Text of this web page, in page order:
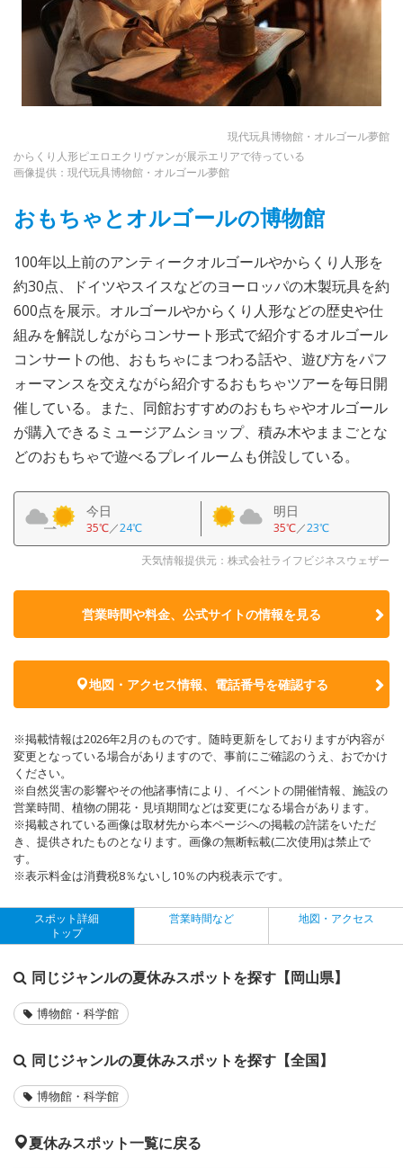
現代玩具博物館・オルゴール夢館
からくり人形ピエロエクリヴァンが展示エリアで待っている
画像提供：現代玩具博物館・オルゴール夢館
おもちゃとオルゴールの博物館
100年以上前のアンティークオルゴールやからくり人形を
約30点、ドイツやスイスなどのヨーロッパの木製玩具を約
600点を展示。オルゴールやからくり人形などの歴史や仕
組みを解説しながらコンサート形式で紹介するオルゴール
コンサートの他、おもちゃにまつわる話や、遊び方をパフ
ォーマンスを交えながら紹介するおもちゃツアーを毎日開
催している。また、同館おすすめのおもちゃやオルゴール
が購入できるミュージアムショップ、積み木やままごとな
どのおもちゃで遊べるプレイルームも併設している。
今日
35℃／24℃
明日
35℃／23℃
天気情報提供元：株式会社ライフビジネスウェザー
営業時間や料金、公式サイトの情報を見る
地図・アクセス情報、電話番号を確認する
※掲載情報は2026年2月のものです。随時更新をしておりますが内容が
変更となっている場合がありますので、事前にご確認のうえ、おでかけ
ください。
※自然災害の影響やその他諸事情により、イベントの開催情報、施設の
営業時間、植物の開花・見頃期間などは変更になる場合があります。
※掲載されている画像は取材先から本ページへの掲載の許諾をいただ
き、提供されたものとなります。画像の無断転載(二次使用)は禁止で
す。
※表示料金は消費税8％ないし10％の内税表示です。
スポット詳細
トップ
営業時間など 地図・アクセス
同じジャンルの夏休みスポットを探す【岡山県】
博物館・科学館
同じジャンルの夏休みスポットを探す【全国】
博物館・科学館
夏休みスポット一覧に戻る